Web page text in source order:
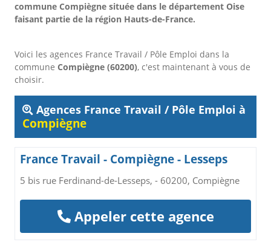
commune Compiègne située dans le département Oise
faisant partie de la région Hauts-de-France.
Voici les agences France Travail / Pôle Emploi dans la
commune Compiègne (60200), c'est maintenant à vous de
choisir.
Agences France Travail / Pôle Emploi à
Compiègne
France Travail - Compiègne - Lesseps
5 bis rue Ferdinand-de-Lesseps, - 60200, Compiègne
Appeler cette agence